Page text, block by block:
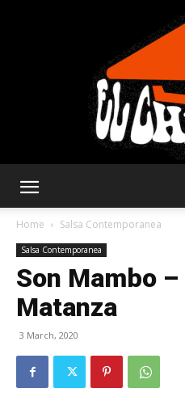
Home Salsa Contemporanea
Salsa Contemporanea
Son Mambo –
Matanza
3 March, 2020